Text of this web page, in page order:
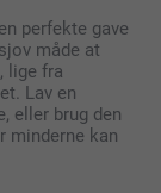
perfekte gave
måde at
lige fra
Lav en
eller brug den
kan